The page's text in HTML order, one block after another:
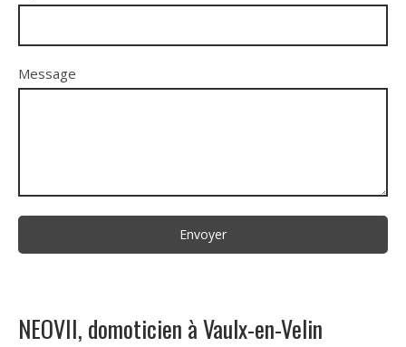
Message
Envoyer
NEOVII, domoticien à Vaulx-en-Velin